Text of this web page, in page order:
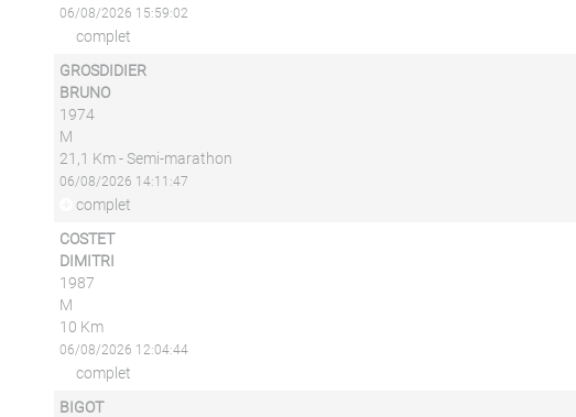
06/08/2026 15:59:02
complet
GROSDIDIER
BRUNO
1974
M
21,1 Km - Semi-marathon
06/08/2026 14:11:47
complet
COSTET
DIMITRI
1987
M
10 Km
06/08/2026 12:04:44
complet
BIGOT